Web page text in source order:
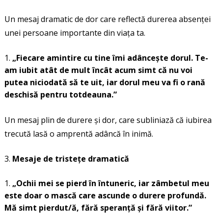
Un mesaj dramatic de dor care reflectă durerea absenței
unei persoane importante din viața ta.
„Fiecare amintire cu tine îmi adâncește dorul. Te-
am iubit atât de mult încât acum simt că nu voi
putea niciodată să te uit, iar dorul meu va fi o rană
deschisă pentru totdeauna.”
Un mesaj plin de durere și dor, care subliniază că iubirea
trecută lasă o amprentă adâncă în inimă.
Mesaje de tristețe dramatică
„Ochii mei se pierd în întuneric, iar zâmbetul meu
este doar o mască care ascunde o durere profundă.
Mă simt pierdut/ă, fără speranță și fără viitor.”